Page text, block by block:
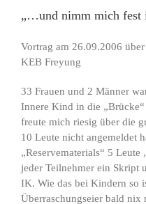
„…und nimm mich fest
Vortrag am 26.09.2006
KEB Freyung
33 Frauen und 2 Männer
Innere Kind in die
freute mich riesig über die
10 Leute nicht angemeldet
„Reservematerials“ 5
jeder Teilnehmer ein Skript
IK. Wie das bei Kindern so
Überraschungseier bald nix